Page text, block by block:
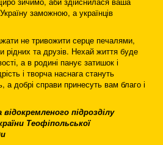
заможною, а українців
не тривожити серце печалями,
та друзів. Нехай життя буде
а в родині панує затишок і
і творча наснага стануть
добрі справи принесуть вам благо і
підрозділу
Теофіпольської